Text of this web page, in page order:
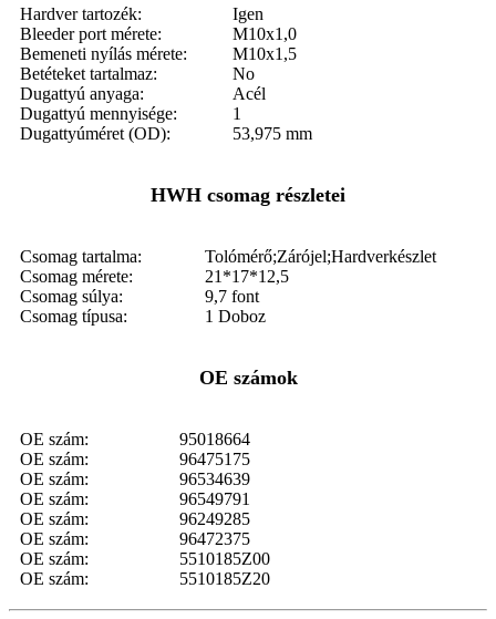
Hardver tartozék:
Igen
Bleeder port mérete:
M10x1,0
Bemeneti nyílás mérete:
M10x1,5
Betéteket tartalmaz:
No
Dugattyú anyaga:
Acél
Dugattyú mennyisége:
1
Dugattyúméret (OD):
53,975 mm
HWH csomag részletei
Csomag tartalma:
Tolómérő;Zárójel;Hardverkészlet
Csomag mérete:
21*17*12,5
Csomag súlya:
9,7 font
Csomag típusa:
1 Doboz
OE számok
OE szám:
95018664
OE szám:
96475175
OE szám:
96534639
OE szám:
96549791
OE szám:
96249285
OE szám:
96472375
OE szám:
5510185Z00
OE szám:
5510185Z20